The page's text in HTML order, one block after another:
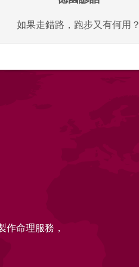
如果走錯路，跑步又有何用？
命理服務，